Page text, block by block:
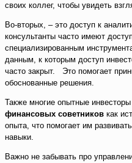
своих коллег, чтобы увидеть
Во-вторых, – это доступ к
консультанты часто имеют
специализированным
данным, к которым доступ
часто закрыт. Это помогает
обоснованные решения.
Также многие опытные
финансовых советников как
опыта, что помогает им
навыки.
Важно не забывать про